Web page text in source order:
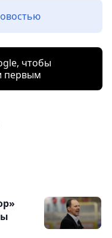
чтобы
первым